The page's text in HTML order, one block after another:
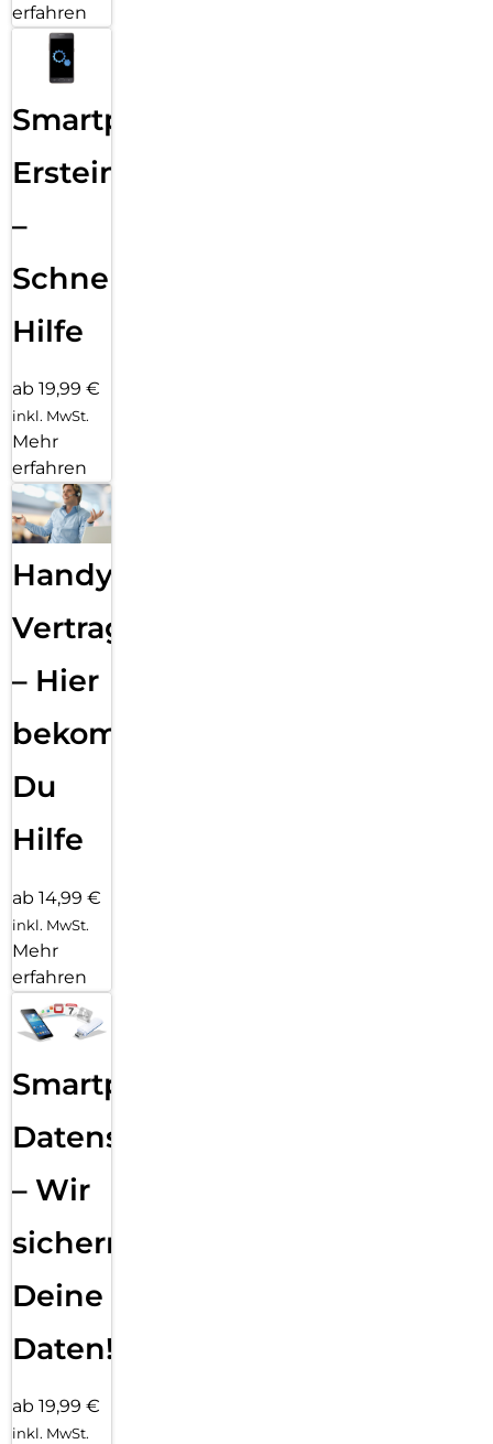
erfahren
Smartphone
Ersteinrichtung
–
Schnelle
Hilfe
ab 19,99 €
inkl. MwSt.
Mehr
erfahren
Handy
Vertragsabwicklung
– Hier
bekommst
Du
Hilfe
ab 14,99 €
inkl. MwSt.
Mehr
erfahren
Smartphone
Datensicherung
– Wir
sichern
Deine
Daten!
ab 19,99 €
inkl. MwSt.